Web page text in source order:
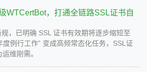
WTCertBot，打通全链路SSL证书自
，已明确 SSL 证书有效期将逐步缩短至
度例行工作” 变成高频常态化任务，SSL证
维刚需。